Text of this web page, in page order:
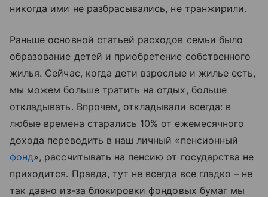
никогда ими не разбрасывались, не транжирили.
Раньше основной статьей расходов семьи было
образование детей и приобретение собственного
жилья. Сейчас, когда дети взрослые и жилье есть,
мы можем больше тратить на отдых, больше
откладывать. Впрочем, откладывали всегда: в
любые времена старались 10% от ежемесячного
дохода переводить в наш личный «пенсионный
фонд», рассчитывать на пенсию от государства не
приходится. Правда, тут не всегда все гладко – не
так давно из-за блокировки фондовых бумаг мы